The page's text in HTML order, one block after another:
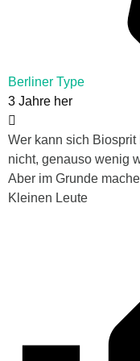
Berliner Type
3 Jahre her
Wer kann sich
nicht, genauso wenig
Aber im Grunde
Kleinen Leute